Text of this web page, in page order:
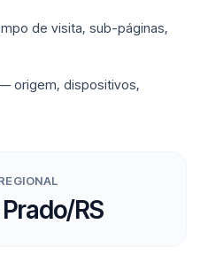
de visita, sub-páginas,
origem, dispositivos,
RS